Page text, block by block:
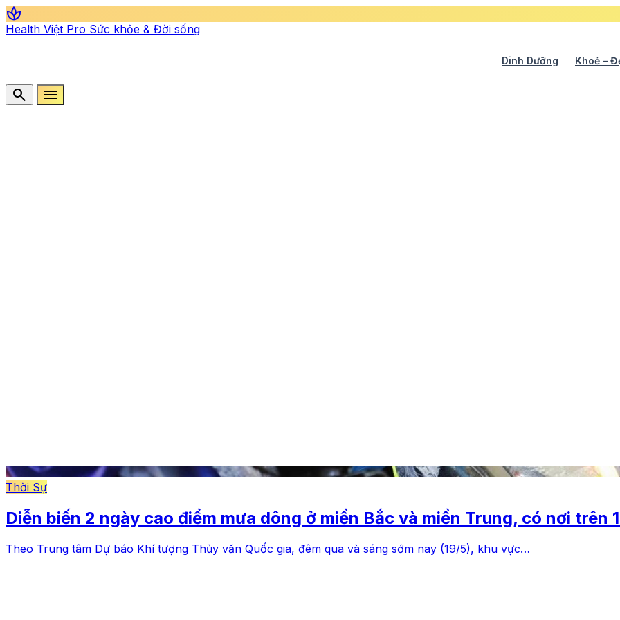
spa
Health Việt Pro Sức khỏe & Đời sống
Dinh Dưỡng Khoẻ –
search menu
Thời Sự
Diễn biến 2 ngày cao điểm mưa dông ở miền Bắc và miền Trung, có nơi trên
Theo Trung tâm Dự báo Khí tượng Thủy văn Quốc gia, đêm qua và sáng sớm nay (19/5), khu vực…